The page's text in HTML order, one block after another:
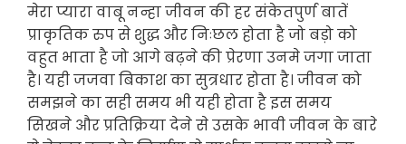
मेरा प्यारा वाबू नन्हा जीवन की हर संकेतपुर्ण बातें
प्राकृतिक रुप से शुद्ध और निःछल होता है जो बड़ो को
वहुत भाता है जो आगे बढ़ने की प्रेरणा उनमे जगा जाता
है। यही जजवा बिकाश का सुत्रधार होता है। जीवन को
समझने का सही समय भी यही होता है इस समय
सिखने और प्रतिक्रिया देने से उसके भावी जीवन के बारे